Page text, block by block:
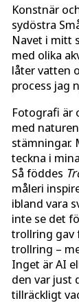
Konstnär
sydöstra
Navet i mitt
med olika
låter vatten
process jag
Fotografi är
med
stämningar.
teckna i
Så föddes
måleri
ibland vara
inte se det
trollring gav
trollring –
Inget är AI
den var just
tillräckligt